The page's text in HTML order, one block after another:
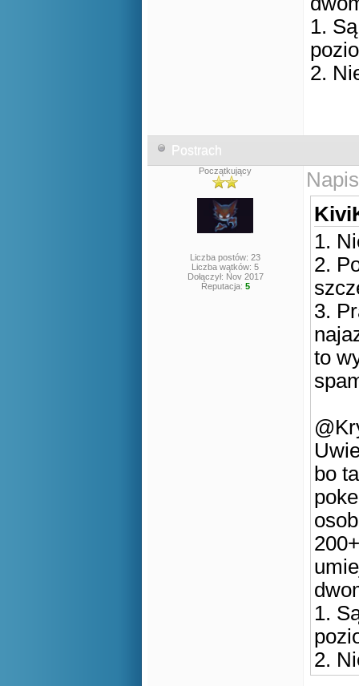
1.
2.
Postrach
Początkujący
Liczba postów: 23
Liczba wątków: 5
Dołączył: Nov 2017
Reputacja: 5
1.
2.
3.
to
bo
1.
2.